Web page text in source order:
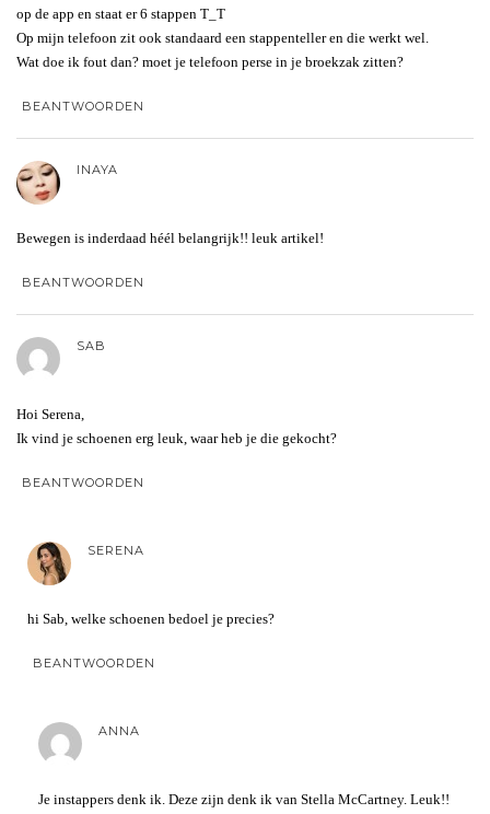
op de app en staat er 6 stappen T_T
Op mijn telefoon zit ook standaard een stappenteller en die werkt wel.
Wat doe ik fout dan? moet je telefoon perse in je broekzak zitten?
BEANTWOORDEN
INAYA
Bewegen is inderdaad héél belangrijk!! leuk artikel!
BEANTWOORDEN
SAB
Hoi Serena,
Ik vind je schoenen erg leuk, waar heb je die gekocht?
BEANTWOORDEN
SERENA
hi Sab, welke schoenen bedoel je precies?
BEANTWOORDEN
ANNA
Je instappers denk ik. Deze zijn denk ik van Stella McCartney. Leuk!!